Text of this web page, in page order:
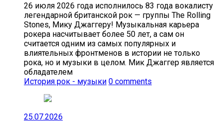
26 июля 2026 года исполнилось 83 года вокалисту
легендарной британской рок — группы The Rolling
Stones, Мику Джаггеру! Музыкальная карьера
рокера насчитывает более 50 лет, а сам он
считается одним из самых популярных и
влиятельных фронтменов в истории не только
рока, но и музыки в целом. Мик Джаггер является
обладателем
История рок - музыки 0 comments
25.07.2026